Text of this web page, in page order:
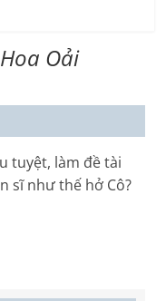
Oải
tuyệt, làm đề tài
sĩ như thế hở Cô?